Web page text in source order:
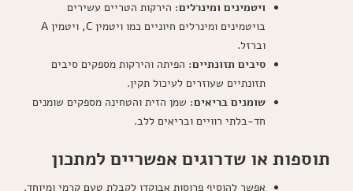
ויטמינים ומינרלים: הירקות הטריים עשירים
בויטמינים ומינרלים חיוניים כמו ויטמין C, ויטמין A
וברזל.
סיבים תזונתיים: הפיתה והירקות מספקים סיבים
תזונתיים שעוזרים לעיכול תקין.
שומנים בריאים: שמן הזית והטחינה מספקים שומנים
חד-בלתי רוויים ובריאים ללב.
תוספות או שדרוגים אפשריים למתכון
אפשר להוסיף פרוסות אבוקדו לקבלת טעם קרמי ומיוחד.